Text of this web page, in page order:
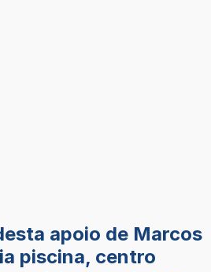
apoio de Marcos
piscina, centro